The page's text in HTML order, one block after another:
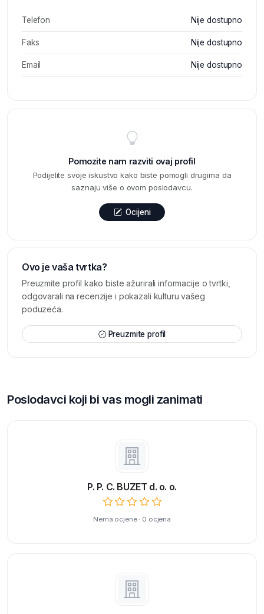
Telefon Nije dostupno
Faks Nije dostupno
Email Nije dostupno
Pomozite nam razviti ovaj profil
Podijelite svoje iskustvo kako biste pomogli drugima da
saznaju više o ovom poslodavcu.
Ocijeni
Ovo je vaša tvrtka?
Preuzmite profil kako biste ažurirali informacije o tvrtki,
odgovarali na recenzije i pokazali kulturu vašeg
poduzeća.
Preuzmite profil
Poslodavci koji bi vas mogli zanimati
P. P. C. BUZET d. o. o.
Nema ocjene · 0 ocjena